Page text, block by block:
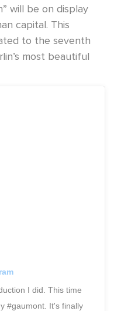
will be on display
capital. This
to the seventh
most beautiful
I did. This time
#gaumont. It's finally